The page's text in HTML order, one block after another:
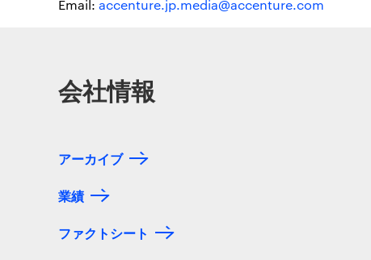
Email: accenture.jp.media@accenture.com
会社情報
アーカイブ
業績
ファクトシート